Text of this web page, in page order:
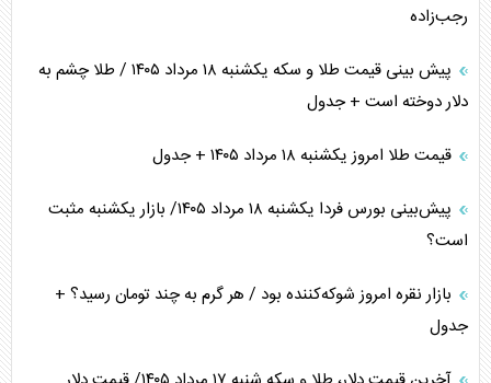
رجب‌زاده
پیش بینی قیمت طلا و سکه یکشنبه ۱۸ مرداد ۱۴۰۵ / طلا چشم به
دلار دوخته است + جدول
قیمت طلا امروز یکشنبه ۱۸ مرداد ۱۴۰۵ + جدول
پیش‌بینی بورس فردا یکشنبه ۱۸ مرداد ۱۴۰۵/ بازار یکشنبه مثبت
است؟
بازار نقره امروز شوکه‌کننده بود / هر گرم به چند تومان رسید؟ +
جدول